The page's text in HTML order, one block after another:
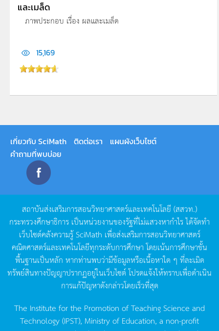
และเมล็ด
ภาพประกอบ เรื่อง ผลและเมล็ด
15,169
เกี่ยวกับ SciMath ติดต่อเรา
แผนผังเว็บไซต์
คำถามที่พบบ่อย
สถาบันส่งเสริมการสอนวิทยาศาสตร์และเทคโนโลยี (สสวท.)
กระทรวงศึกษาธิการ เป็นหน่วยงานของรัฐที่ไม่แสวงหากำไรได้จัดทำ
เว็บไซต์คลังความรู้SciMath เพื่อส่งเสริมการสอนวิทยาศาสตร์
คณิตศาสตร์และเทคโนโลยีทุกระดับการศึกษา โดยเน้นการศึกษาขั้น
พื้นฐานเป็นหลัก หากท่านพบว่ามีข้อมูลหรือเนื้อหาใด ๆ ที่ละเมิด
ทรัพย์สินทางปัญญาปรากฏอยู่ในเว็บไซต์โปรดแจ้งให้ทราบเพื่อดำเนิน
การแก้ปัญหาดังกล่าวโดยเร็วที่สุด
The Institute for the Promotion of Teaching Science and
Technology (IPST), Ministry of Education, a non-profit